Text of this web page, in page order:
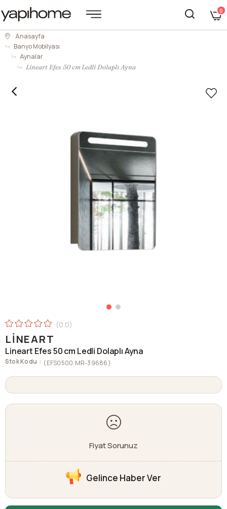
0
Anasayfa
Banyo Mobilyası
Aynalar
Lineart Efes 50 cm Ledli Dolaplı Ayna
0.0
LINEART
Lineart Efes 50 cm Ledli Dolaplı Ayna
Stok Kodu (EFS0500.MR-39686)
Fiyat Sorunuz
Gelince Haber Ver